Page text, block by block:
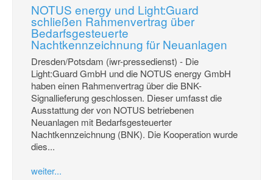
NOTUS energy und Light:Guard
schließen Rahmenvertrag über
Bedarfsgesteuerte
Nachtkennzeichnung für Neuanlagen
Dresden/Potsdam (iwr-pressedienst) - Die
Light:Guard GmbH und die NOTUS energy GmbH
haben einen Rahmenvertrag über die BNK-
Signallieferung geschlossen. Dieser umfasst die
Ausstattung der von NOTUS betriebenen
Neuanlagen mit Bedarfsgesteuerter
Nachtkennzeichnung (BNK). Die Kooperation wurde
dies...
weiter...